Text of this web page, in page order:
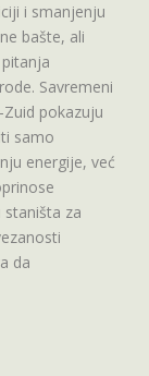
i smanjenju
bašte, ali
Savremeni
pokazuju
samo
energije, već
za
da